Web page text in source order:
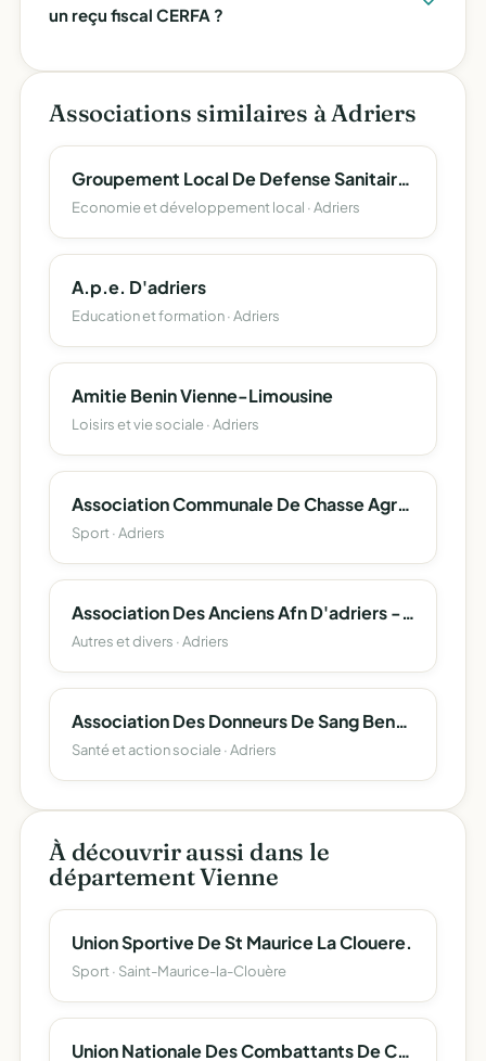
un reçu fiscal CERFA ?
Associations similaires à Adriers
Groupement Local De Defense Sanitaire Du Betail D'adriers - Mouterre Sur Blourde
Economie et développement local · Adriers
A.p.e. D'adriers
Education et formation · Adriers
Amitie Benin Vienne-Limousine
Loisirs et vie sociale · Adriers
Association Communale De Chasse Agreee D'adriers
Sport · Adriers
Association Des Anciens Afn D'adriers - Fnaca
Autres et divers · Adriers
Association Des Donneurs De Sang Benevoles De La Region De Poitiers Section D'adriers.
Santé et action sociale · Adriers
À découvrir aussi dans le
département Vienne
Union Sportive De St Maurice La Clouere.
Sport · Saint-Maurice-la-Clouère
Union Nationale Des Combattants De Chaunay-Champagné Le Sec